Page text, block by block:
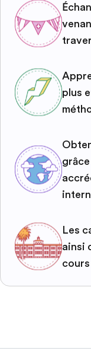
plus
Les
ainsi